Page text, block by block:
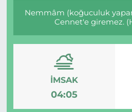
Nemmâm (koğuculuk
Cennet'e giremez.
İMSAK
04:05